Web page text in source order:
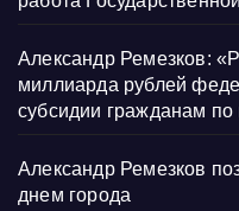
Александр Ремезков:
миллиарда рублей
субсидии гражданам
Александр Ремезков
днем города